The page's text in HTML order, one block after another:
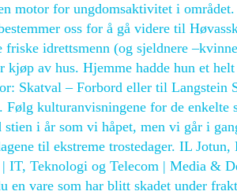
motor for ungdomsaktivitet i
oss for å gå videre til
idrettsmenn (og sjeldnere
av hus. Hjemme hadde hun et
Skatval – Forbord eller til Langstein
kulturanvisningene for de enkelte
i år som vi håpet, men vi går i
til ekstreme trostedager. IL
IT, Teknologi og Telecom | Media &
en vare som har blitt skadet under